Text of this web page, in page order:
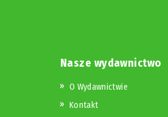
Nasze wydawnictwo
O Wydawnictwie
Kontakt